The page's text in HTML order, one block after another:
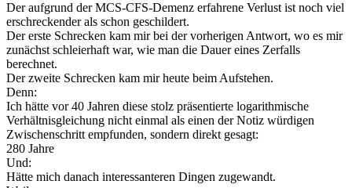
Der aufgrund der MCS-CFS-Demenz erfahrene Verlust ist noch viel
erschreckender als schon geschildert.
Der erste Schrecken kam mir bei der vorherigen Antwort, wo es mir
zunächst schleierhaft war, wie man die Dauer eines Zerfalls
berechnet.
Der zweite Schrecken kam mir heute beim Aufstehen.
Denn:
Ich hätte vor 40 Jahren diese stolz präsentierte logarithmische
Verhältnisgleichung nicht einmal als einen der Notiz würdigen
Zwischenschritt empfunden, sondern direkt gesagt:
280 Jahre
Und:
Hätte mich danach interessanteren Dingen zugewandt.